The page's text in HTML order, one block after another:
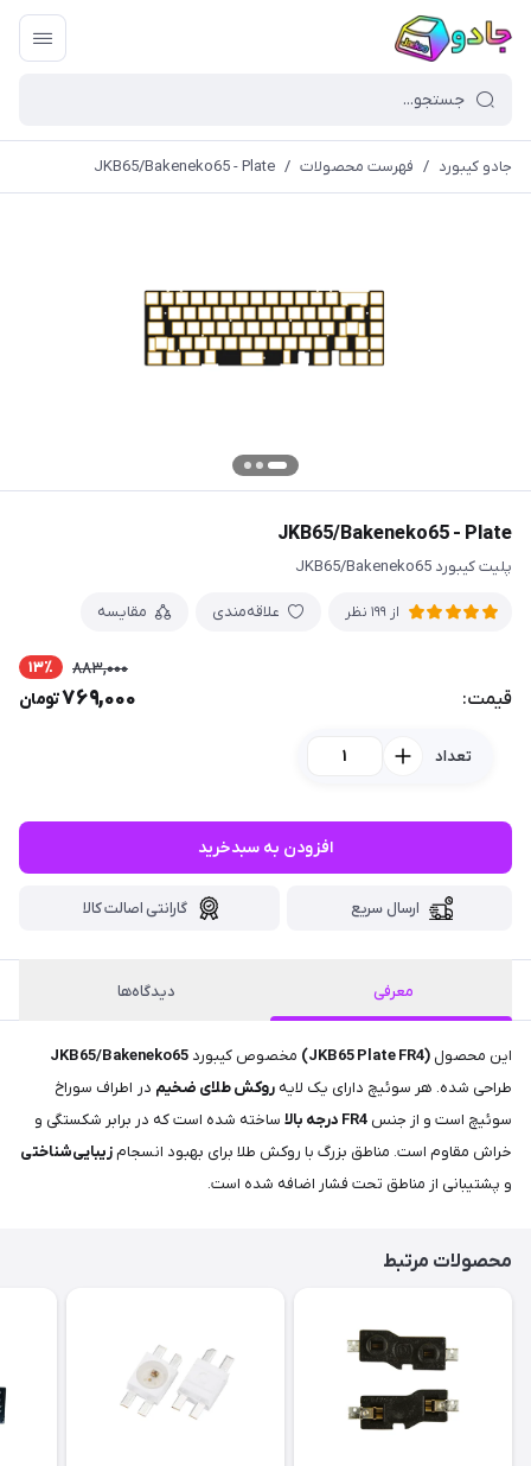
جادو کیبورد / فهرست محصولات /
JKB65/Bakeneko65 - Plate
JKB65/Bakeneko65 - Plate
پلیت کیبورد JKB65/Bakeneko65
از 199 نظر علاقه‌مندی مقایسه
قیمت:
883,000 13٪
769,000تومان
تعداد
افزودن به سبدخرید
ارسال سریع گارانتی اصالت کالا
معرفی دیدگاه‌ها
این محصول (JKB65 Plate FR4) مخصوص کیبورد JKB65/Bakeneko65
طراحی شده. هر سوئیچ دارای یک لایه روکش طلای ضخیم در اطراف سوراخ
سوئیچ است و از جنس FR4 درجه بالا
ساخته شده است که در برابر شکستگی و
خراش مقاوم است. مناطق بزرگ با روکش طلا برای بهبود انسجام زیبایی‌شناختی
و پشتیبانی از مناطق تحت فشار اضافه شده است.
محصولات مرتبط